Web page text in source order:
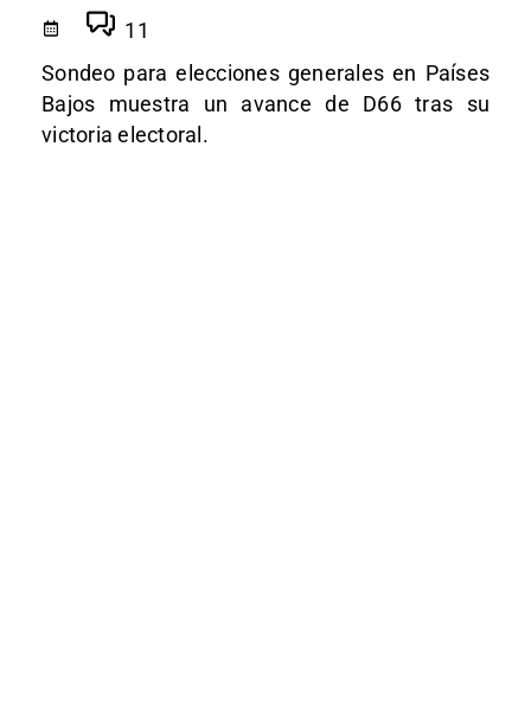
11
Sondeo para elecciones generales en Países
Bajos muestra un avance de D66 tras su
victoria electoral.